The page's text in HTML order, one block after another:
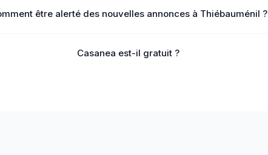
être alerté des nouvelles annonces à Thiébauménil ?
Casanea est-il gratuit ?